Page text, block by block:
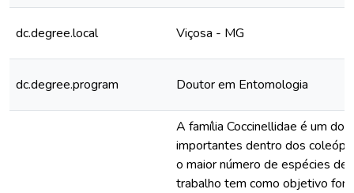
dc.degree.local Viçosa - MG
dc.degree.program Doutor em Entomologia
A família Coccinellidae é um
importantes dentro dos
o maior número de espécies
trabalho tem como objetivo